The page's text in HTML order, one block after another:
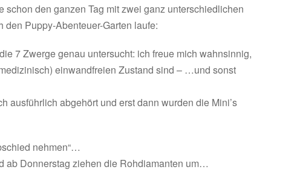
schon den ganzen Tag mit zwei ganz unterschiedlichen
Puppy-Abenteuer-Garten laufe:
7 Zwerge genau untersucht: ich freue mich wahnsinnig,
einwandfreien Zustand sind – …und sonst
ausführlich abgehört und erst dann wurden die Mini’s
nehmen“…
ab Donnerstag ziehen die Rohdiamanten um…